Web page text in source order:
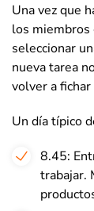
Una vez que
los miembros
seleccionar
nueva tarea
volver a
Un día típico
8.45:
trabajar.